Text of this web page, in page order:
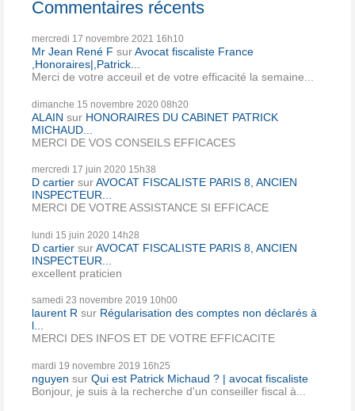
Commentaires récents
mercredi 17 novembre 2021 16h10
Mr Jean René F surAvocat fiscaliste France
,Honoraires|,Patrick...
Merci de votre acceuil et de votre efficacité la semaine...
dimanche 15 novembre 2020 08h20
ALAIN sur HONORAIRES DU CABINET PATRICK
MICHAUD...
MERCI DE VOS CONSEILS EFFICACES
mercredi 17 juin 2020 15h38
D cartier surAVOCAT FISCALISTE PARIS 8, ANCIEN
INSPECTEUR...
MERCI DE VOTRE ASSISTANCE SI EFFICACE
lundi 15 juin 2020 14h28
D cartier surAVOCAT FISCALISTE PARIS 8, ANCIEN
INSPECTEUR...
excellent praticien
samedi 23 novembre 2019 10h00
laurent R sur Régularisation des comptes non déclarés à
l...
MERCI DES INFOS ET DE VOTRE EFFICACITE
mardi 19 novembre 2019 16h25
nguyen sur Qui est Patrick Michaud ? | avocat fiscaliste
Bonjour, je suis à la recherche d'un conseiller fiscal à...